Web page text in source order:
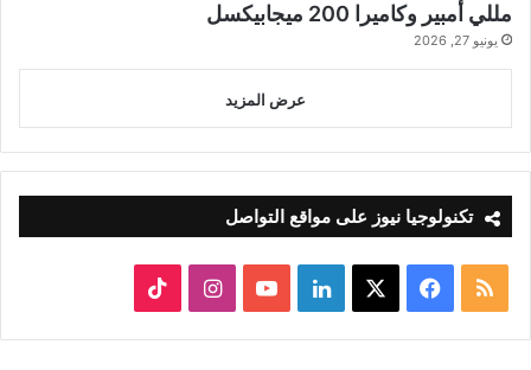
مللي أمبير وكاميرا 200 ميجابيكسل
يونيو 27, 2026
عرض المزيد
تكنولوجيا نيوز على مواقع التواصل
ملخص
الموقع
فيسبوك لينكدإن‫YouTubeانستقرام